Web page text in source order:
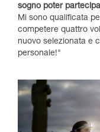
sogno poter
Mi sono qualificata
competere quattro
nuovo selezionata e
personale!"